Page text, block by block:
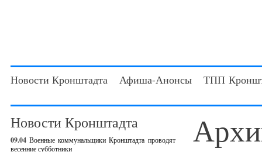
Новости Кронштадта Афиша-Анонсы ТПП
Новости Кронштадта
09.04 Военные коммунальщики Кронштадта проводят
весенние субботники